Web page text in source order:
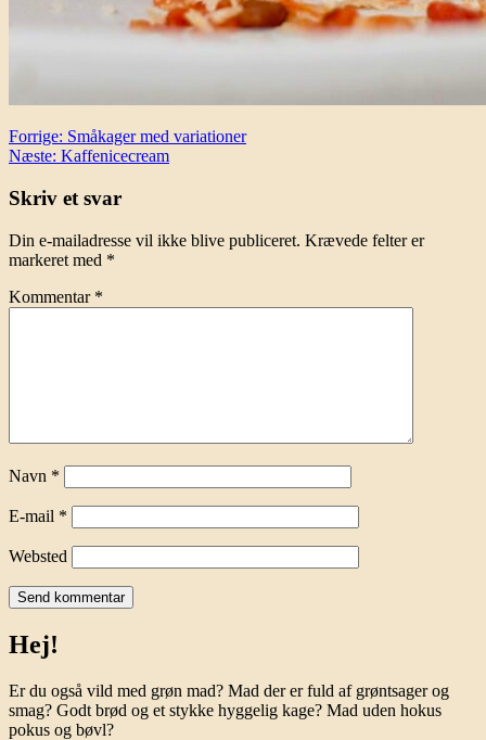
Indlægsnavigation
Forrige: Småkager med variationer
Næste: Kaffenicecream
Skriv et svar
Din e-mailadresse vil ikke blive publiceret. Krævede felter er
markeret med *
Kommentar *
Navn *
E-mail *
Websted
Hej!
Er du også vild med grøn mad? Mad der er fuld af grøntsager og
smag? Godt brød og et stykke hyggelig kage? Mad uden hokus
pokus og bøvl?